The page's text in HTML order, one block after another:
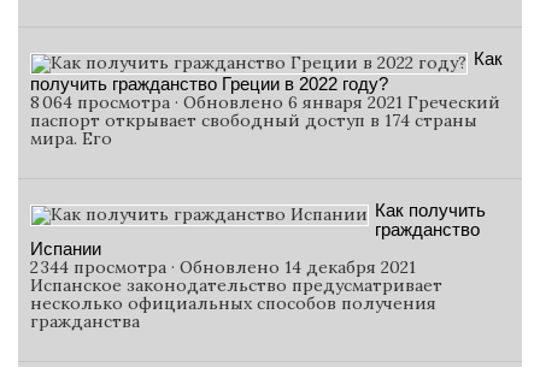
Как
получить гражданство Греции в 2022 году?
8 064 просмотра · Обновлено 6 января 2021 Греческий
паспорт открывает свободный доступ в 174 страны
мира. Его
Как получить
гражданство
Испании
2 344 просмотра · Обновлено 14 декабря 2021
Испанское законодательство предусматривает
несколько официальных способов получения
гражданства